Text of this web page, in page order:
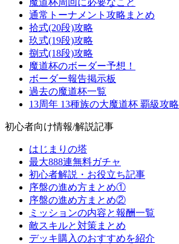
魔道杯周回に必要なこと
通常トーナメント攻略まとめ
拾式(20段)攻略
玖式(19段)攻略
捌式(18段)攻略
魔道杯のボーダー予想！
ボーダー報告掲示板
過去の魔道杯一覧
13周年 13種族の大魔道杯 覇級攻略
初心者向け情報/解説記事
はじまりの塔
最大888連無料ガチャ
初心者解説・お役立ち記事
序盤の進め方まとめ①
序盤の進め方まとめ②
ミッションの内容と報酬一覧
敵スキルと対策まとめ
デッキ購入のおすすめを紹介